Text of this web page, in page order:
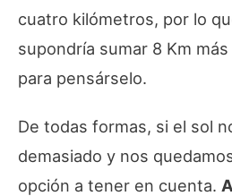
cuatro kilómetros, por lo
supondría sumar 8 Km
para pensárselo.
De todas formas, si el sol
demasiado y nos
opción a tener en cuenta.